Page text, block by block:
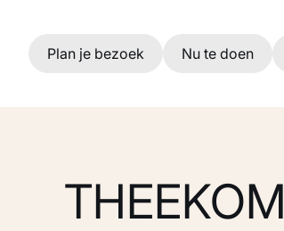
Ga naar hoofdinhoud
Plan je bezoek Nu te doen
THEEKOM